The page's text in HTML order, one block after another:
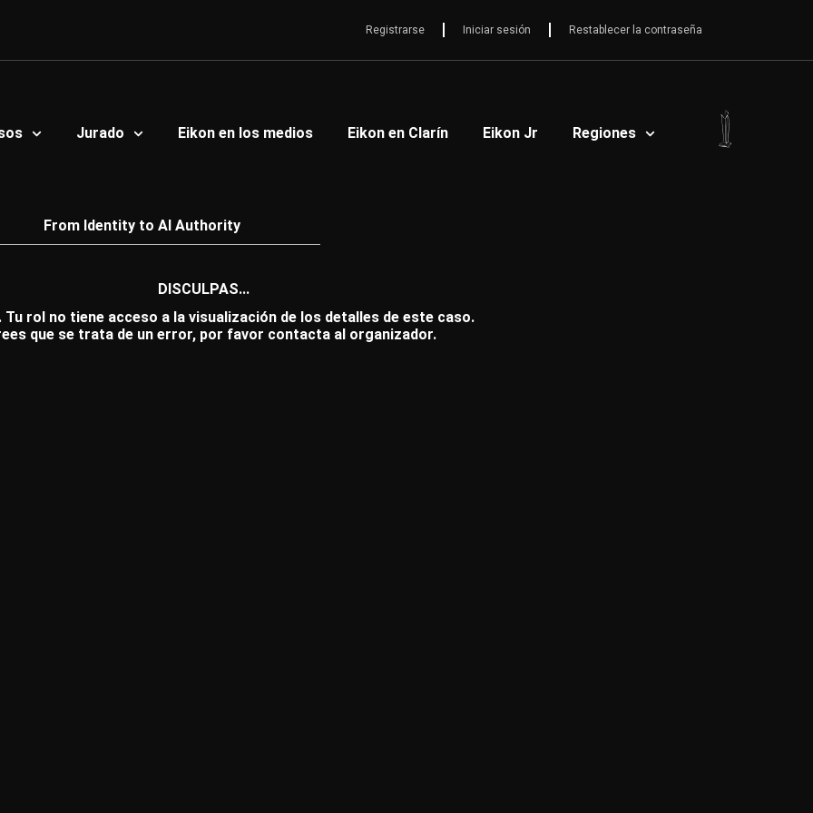
Registrarse Iniciar sesión Restablecer la contraseña
Jurado Eikon en los medios Eikon en Clarín Eikon Jr Regiones
From Identity to AI Authority
DISCULPAS...
Tu rol no tiene acceso a la visualización de los detalles de este caso.
que se trata de un error, por favor contacta al organizador.